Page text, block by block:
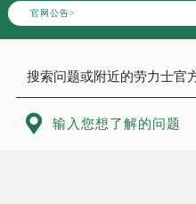
官网公告>
 输入您想了解的问题